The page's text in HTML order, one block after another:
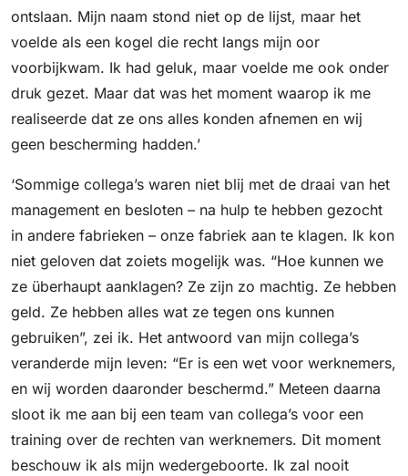
ontslaan. Mijn naam stond niet op de lijst, maar het
voelde als een kogel die recht langs mijn oor
voorbijkwam. Ik had geluk, maar voelde me ook onder
druk gezet. Maar dat was het moment waarop ik me
realiseerde dat ze ons alles konden afnemen en wij
geen bescherming hadden.’
‘Sommige collega’s waren niet blij met de draai van het
management en besloten – na hulp te hebben gezocht
in andere fabrieken – onze fabriek aan te klagen. Ik kon
niet geloven dat zoiets mogelijk was. “Hoe kunnen we
ze überhaupt aanklagen? Ze zijn zo machtig. Ze hebben
geld. Ze hebben alles wat ze tegen ons kunnen
gebruiken”, zei ik. Het antwoord van mijn collega’s
veranderde mijn leven: “Er is een wet voor werknemers,
en wij worden daaronder beschermd.” Meteen daarna
sloot ik me aan bij een team van collega’s voor een
training over de rechten van werknemers. Dit moment
beschouw ik als mijn wedergeboorte. Ik zal nooit